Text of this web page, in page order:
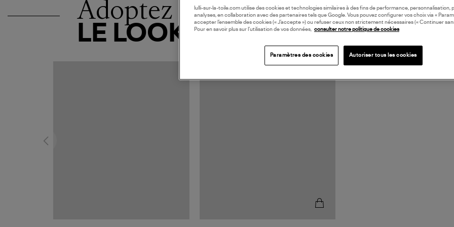
Adoptez
LE LOOK
lulli-sur-la-toile.com utilise des cookies et technologies similaires à des fins de performance, personnalisation,
analyses, en collaboration avec des partenaires tels que Google. Vous pouvez configurer vos choix via «
accepter l’ensemble des cookies (« J’accepte ») ou refuser ceux non strictement nécessaires (« Continuer
Pour en savoir plus sur l’utilisation de vos données, consulter notre politique de cookies
Paramètres des cookies Autoriser tous les cookies